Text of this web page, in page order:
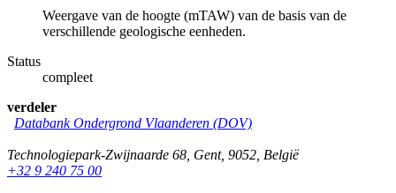
Weergave van de hoogte (mTAW) van de basis van de
verschillende geologische eenheden.
Status
compleet
verdeler
Databank Ondergrond Vlaanderen (DOV)
Technologiepark-Zwijnaarde 68 Gent, 9052 België
+32 9 240 75 00